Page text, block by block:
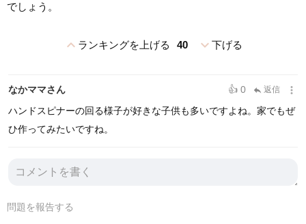
でしょう。
expand_lessランキングを上げる 40 expand_more下げる
なかママさん 👍 0 reply 返信 more_vert
ハンドスピナーの回る様子が好きな子供も多いですよね。家でもぜ
ひ作ってみたいですね。
問題を報告する